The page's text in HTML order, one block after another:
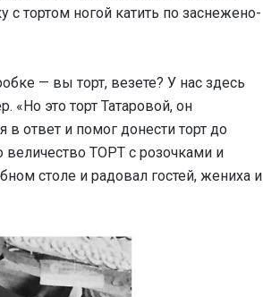
тортом ногой катить по заснежено-
— вы торт, везете? У нас здесь
«Но это торт Татаровой, он
ответ и помог донести торт до
величество ТОРТ с розочками и
столе и радовал гостей, жениха и